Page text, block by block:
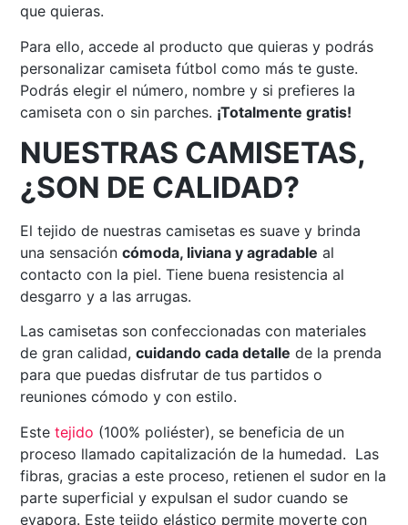
que quieras.
Para ello, accede al producto que quieras y podrás
personalizar camiseta fútbol como más te guste.
Podrás elegir el número, nombre y si prefieres la
camiseta con o sin parches. ¡Totalmente gratis!
NUESTRAS CAMISETAS,
¿SON DE CALIDAD?
El tejido de nuestras camisetas es suave y brinda
una sensacióncómoda, liviana y agradable al
contacto con la piel. Tiene buena resistencia al
desgarro y a las arrugas.
Las camisetas son confeccionadas con materiales
de gran calidad,cuidando cada detalle de la prenda
para que puedas disfrutar de tus partidos o
reuniones cómodo y con estilo.
Estetejido (100% poliéster), se beneficia de un
proceso llamado capitalización de la humedad. Las
fibras, gracias a este proceso, retienen el sudor en la
parte superficial y expulsan el sudor cuando se
evapora. Este tejido elástico permite moverte con